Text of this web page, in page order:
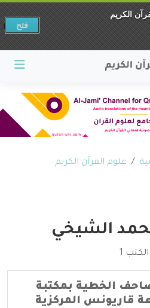
علوم القرآن الكريم
الشيخي
الكتب 1
الخطية بمكتبة
قاريونس المركزية
الكريم
فتح